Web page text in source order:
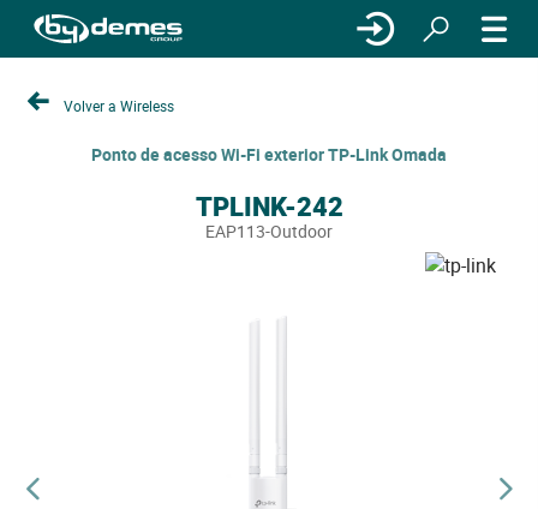
Volver a Wireless
Ponto de acesso Wi-Fi exterior TP-Link Omada
TPLINK-242
EAP113-Outdoor